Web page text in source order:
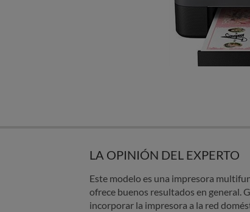
LA OPINIÓN DEL EXPERTO
Este modelo es una impresora
ofrece buenos resultados en general.
incorporar la impresora a la red